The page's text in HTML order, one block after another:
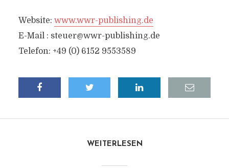
Website: www.wwr-publishing.de
E-Mail : steuer@wwr-publishing.de
Telefon: +49 (0) 6152 9553589
WEITERLESEN